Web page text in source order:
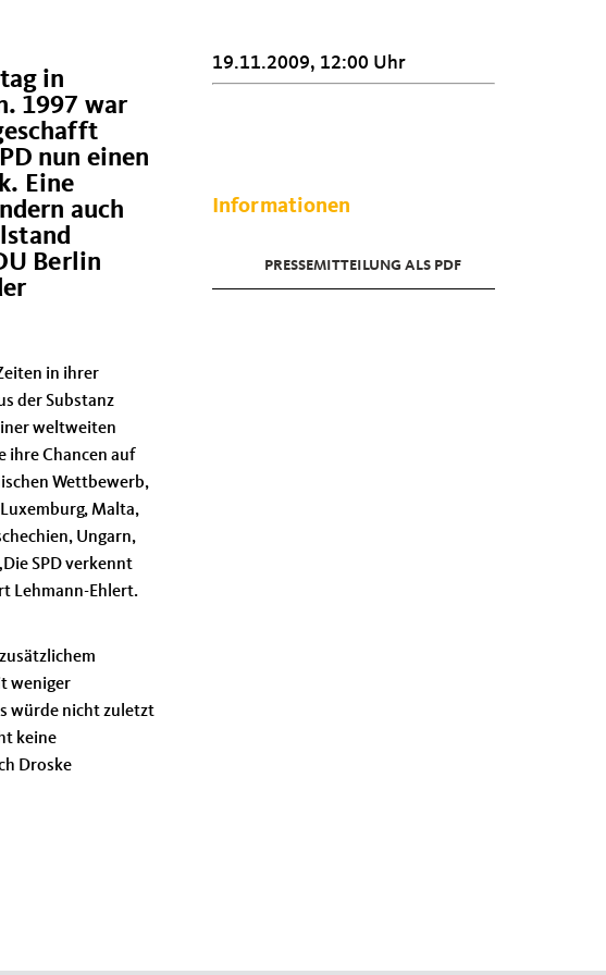
in
1997 war
nun einen
Eine
auch
Berlin
in ihrer
der Substanz
weltweiten
ihre Chancen auf
Wettbewerb,
Malta,
Ungarn,
SPD verkennt
Lehmann-Ehlert.
weniger
würde nicht zuletzt
keine
Droske
19.11.2009, 12:00 Uhr
Informationen
PRESSEMITTEILUNG ALS PDF